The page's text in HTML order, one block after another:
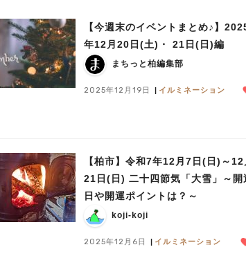
【今週末のイベントまとめ♪】
年12月20日(土)・ 21日(日)編
まちっと柏編集部
2025年12月19日 イルミネーション
【柏市】令和7年12月7日(日)～12
21日(日) 二十四節気「大雪」～開
日や開運ポイントは？～
koji-koji
2025年12月6日 イルミネーション